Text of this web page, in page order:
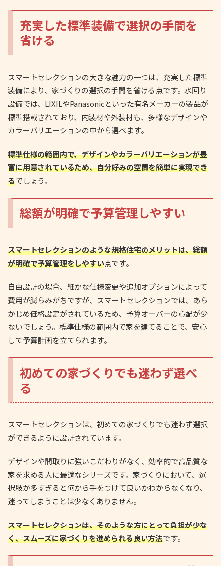
充実した標準装備で選択の手間を
省ける
スマートセレクションの大きな魅力の一つは、充実した標準
装備により、家づくりの選択の手間を省ける点です。水回り
設備では、LIXILやPanasonicといった有名メーカーの製品が
標準搭載されており、内装材や外装材も、多様なデザインや
カラーバリエーションの中から選べます。
標準仕様の範囲内で、デザインやカラーバリエーションが豊
富に用意されているため、自分好みの空間を簡単に実現でき
るでしょう。
総額が明確で予算管理しやすい
スマートセレクションのような規格住宅のメリットは、総額
が明確で予算管理をしやすい点です。
自由設計の場合、細かな仕様変更や追加オプションによって
費用が膨らみがちですが、スマートセレクションでは、あら
かじめ価格設定がされているため、予算オーバーの心配が少
ないでしょう。標準仕様の範囲内で家を建てることで、安心
して予算計画を立てられます。
初めての家づくりでも迷わず選べ
る
スマートセレクションは、初めての家づくりでも迷わず選択
ができるように設計されています。
デザインや間取りに強いこだわりがなく、効率的で高品質な
家を求める人に最適なシリーズです。家づくりにおいて、選
択肢が多すぎると何から手をつけて良いかわからなくなり、
迷ってしまうことは少なくありません。
スマートセレクションは、そのような方にとって負担が少な
く、スムーズに家づくりを進められる良い方法です。